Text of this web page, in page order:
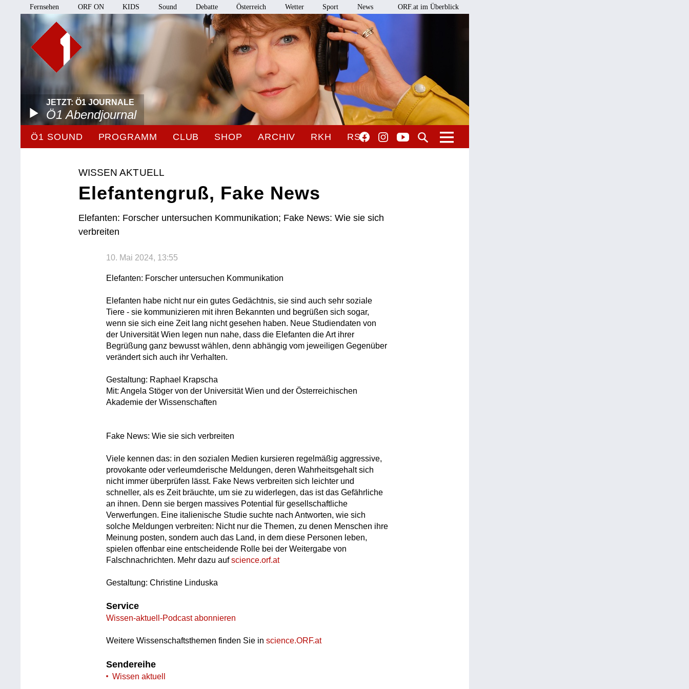
Fernsehen ORF ON KIDS Sound Debatte Österreich Wetter Sport News ORF.at im Überblick
JETZT: Ö1 JOURNALE
Ö1 Abendjournal
Ö1 SOUND PROGRAMM CLUB SHOP ARCHIV RKH RSO
WISSEN AKTUELL
Elefantengruß, Fake News
Elefanten: Forscher untersuchen Kommunikation; Fake News: Wie sie sich
verbreiten
10. Mai 2024, 13:55
Elefanten: Forscher untersuchen Kommunikation
Elefanten habe nicht nur ein gutes Gedächtnis, sie sind auch sehr soziale
Tiere - sie kommunizieren mit ihren Bekannten und begrüßen sich sogar,
wenn sie sich eine Zeit lang nicht gesehen haben. Neue Studiendaten von
der Universität Wien legen nun nahe, dass die Elefanten die Art ihrer
Begrüßung ganz bewusst wählen, denn abhängig vom jeweiligen Gegenüber
verändert sich auch ihr Verhalten.
Gestaltung: Raphael Krapscha
Mit: Angela Stöger von der Universität Wien und der Österreichischen
Akademie der Wissenschaften
Fake News: Wie sie sich verbreiten
Viele kennen das: in den sozialen Medien kursieren regelmäßig aggressive,
provokante oder verleumderische Meldungen, deren Wahrheitsgehalt sich
nicht immer überprüfen lässt. Fake News verbreiten sich leichter und
schneller, als es Zeit bräuchte, um sie zu widerlegen, das ist das Gefährliche
an ihnen. Denn sie bergen massives Potential für gesellschaftliche
Verwerfungen. Eine italienische Studie suchte nach Antworten, wie sich
solche Meldungen verbreiten: Nicht nur die Themen, zu denen Menschen ihre
Meinung posten, sondern auch das Land, in dem diese Personen leben,
spielen offenbar eine entscheidende Rolle bei der Weitergabe von
Falschnachrichten. Mehr dazu aufscience.orf.at
Gestaltung: Christine Linduska
Service
Wissen-aktuell-Podcast abonnieren
Weitere Wissenschaftsthemen finden Sie inscience.ORF.at
Sendereihe
Wissen aktuell